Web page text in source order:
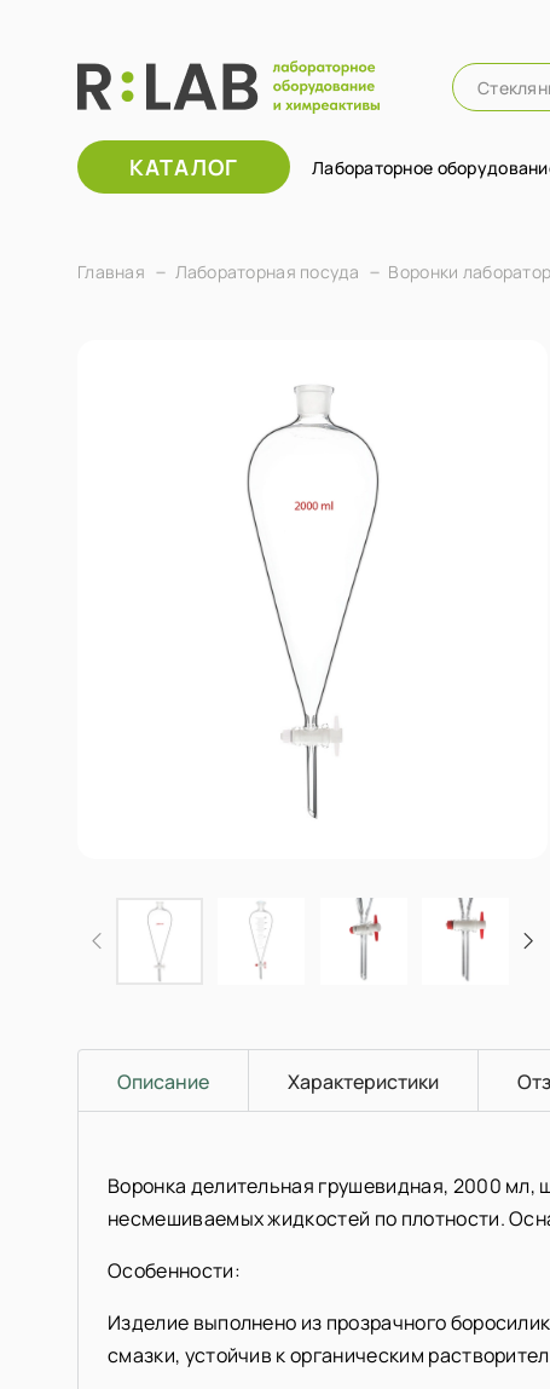
КАТАЛОГ Лабораторное
Главная Лабораторная посуда Воронки
Описание Характеристики
Воронка делительная грушевидная, 2000 мл,
несмешиваемых жидкостей по плотности.
Особенности:
Изделие выполнено из прозрачного
смазки, устойчив к органическим